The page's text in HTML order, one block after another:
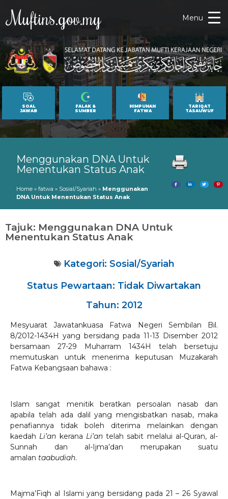
Muftins.gov.my Menu
SOAL
JAWAB
FALAK &
SUMBER
HIMPUNAN
FATWA
TARIQAT
TASAUWUF
Menggunakan DNA Untuk
Menentukan Status Anak
Home » fatwa » Sosial/Syariah » Menggunakan
DNA Untuk Menentukan Status Anak
Tajuk: Menggunakan DNA Untuk
Menentukan Status Anak
Kategori: Sosial/Syariah
Status Pewartaan: Tidak Diwartakan
Tahun: 2012
Mesyuarat Jawatankuasa Fatwa Negeri Sembilan Bil.
8/2012-1434H yang bersidang pada 11-13 Disember 2012
bersamaan 27-29 Muharram 1434H telah bersetuju
memutuskan untuk menerima keputusan Muzakarah
Fatwa Kebangsaan bahawa :
Islam sangat menitik beratkan persoalan nasab dan
apabila telah ada dalil yang mengisbatkan nasab, maka
penafiannya tidak boleh diterima melainkan dengan
kaedah Li’an kerana Li’an telah sabit melalui al-Quran, al-
Sunnah dan al-Ijma’dan merupakan suatu
amalan taabudiah.
Majma’Fiqh al Islami yang bersidang pada 21 – 26 Syawal